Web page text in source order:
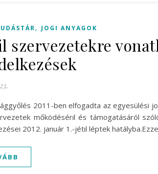
, JOGI ANYAGOK
szervezetekre
2011-ben elfogadta az egyesülési
mőködésérıl és támogatásáról
2012. január 1.-jétıl léptek